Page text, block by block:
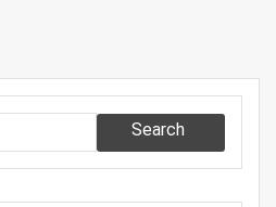
Search